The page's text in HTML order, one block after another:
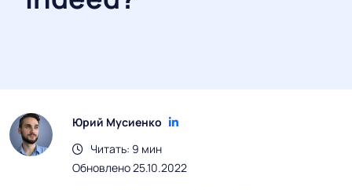
Юрий Мусиенко
Читать: 9 мин
Обновлено 25.10.2022